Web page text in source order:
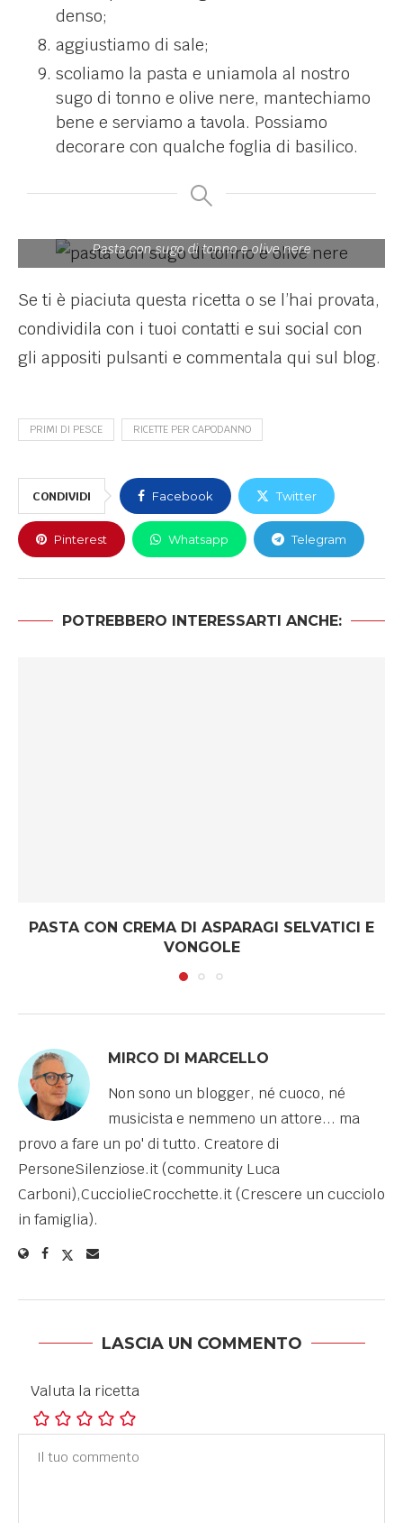
denso;
aggiustiamo di sale;
scoliamo la pasta e uniamola al nostro
sugo di tonno e olive nere, mantechiamo
bene e serviamo a tavola. Possiamo
decorare con qualche foglia di basilico.
Pasta con sugo di tonno e olive nere
Se ti è piaciuta questa ricetta o se l’hai provata,
condividila con i tuoi contatti e sui social con
gli appositi pulsanti e commentala qui sul blog.
PRIMI DI PESCE RICETTE PER CAPODANNO
CONDIVIDI Facebook Twitter
Pinterest Whatsapp Telegram
POTREBBERO INTERESSARTI ANCHE:
PASTA CON CREMA DI ASPARAGI SELVATICI E
VONGOLE
MIRCO DI MARCELLO
Non sono un blogger, né cuoco, né
musicista e nemmeno un attore... ma
provo a fare un po' di tutto. Creatore di
PersoneSilenziose.it (community Luca
Carboni),CucciolieCrocchette.it (Crescere un cucciolo
in famiglia).
LASCIA UN COMMENTO
Valuta la ricetta